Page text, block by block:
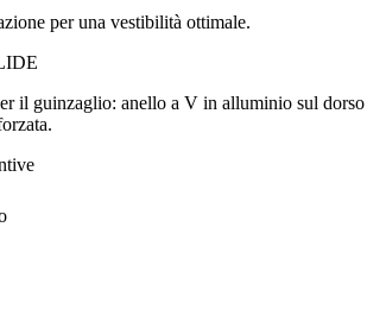
per una vestibilità ottimale.
il guinzaglio: anello a V in alluminio sul dorso